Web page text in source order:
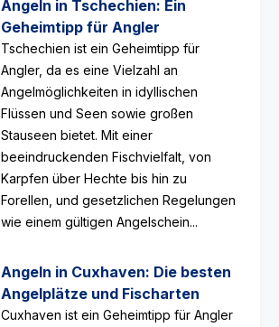
Angeln in Tschechien: Ein
Geheimtipp für Angler
Tschechien ist ein Geheimtipp für
Angler, da es eine Vielzahl an
Angelmöglichkeiten in idyllischen
Flüssen und Seen sowie großen
Stauseen bietet. Mit einer
beeindruckenden Fischvielfalt, von
Karpfen über Hechte bis hin zu
Forellen, und gesetzlichen Regelungen
wie einem gültigen Angelschein...
Angeln in Cuxhaven: Die besten
Angelplätze und Fischarten
Cuxhaven ist ein Geheimtipp für Angler